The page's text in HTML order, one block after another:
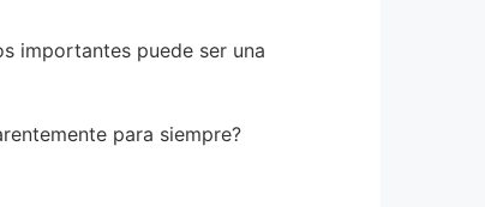
importantes puede ser una
para siempre?